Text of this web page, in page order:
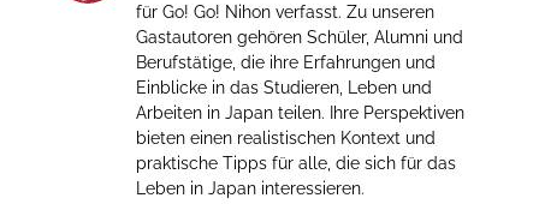
für Go! Go! Nihon verfasst. Zu unseren
Gastautoren gehören Schüler, Alumni und
Berufstätige, die ihre Erfahrungen und
Einblicke in das Studieren, Leben und
Arbeiten in Japan teilen. Ihre Perspektiven
bieten einen realistischen Kontext und
praktische Tipps für alle, die sich für das
Leben in Japan interessieren.